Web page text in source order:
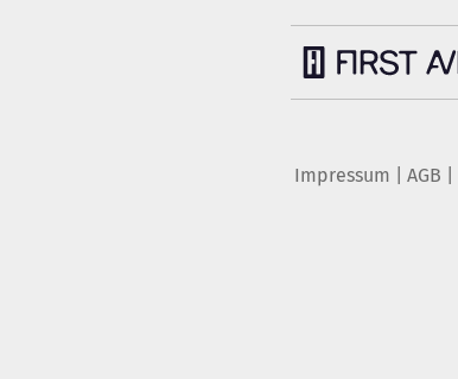
Impressum AGB